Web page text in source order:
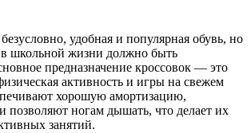
удобная и популярная обувь, но
в школьной жизни должно быть
предназначение кроссовок — это
активность и игры на свежем
хорошую амортизацию,
позволяют ногам дышать, что делает их
занятий.